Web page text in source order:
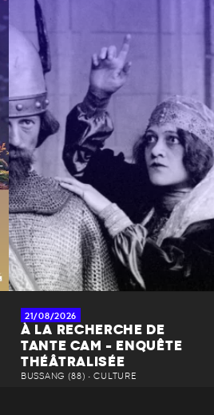
21/08/2026
À LA RECHERCHE DE
TANTE CAM - ENQUÊTE
THÉÂTRALISÉE
BUSSANG (88) • CULTURE